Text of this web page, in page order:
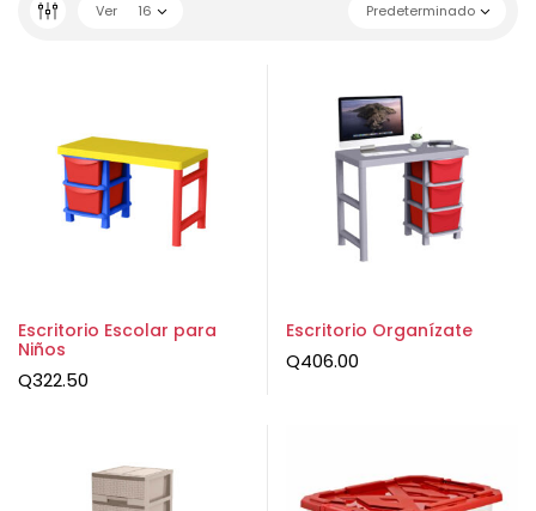
Predeterminado
Ver 16
Escritorio Escolar para
Niños
Q322.50
Escritorio Organízate
Q406.00